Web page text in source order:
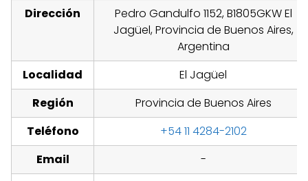
Dirección
Pedro Gandulfo 1152, B1805GKW El
Jagüel, Provincia de Buenos Aires,
Argentina
Localidad
El Jagüel
Región
Provincia de Buenos Aires
Teléfono
+54 11 4284-2102
Email
-